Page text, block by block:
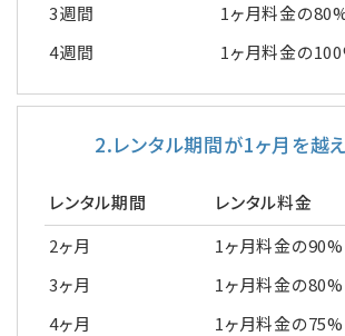
3週間
1ヶ月料金の
4週間
1ヶ月料金の
2.レンタル期間が1ヶ月を越
レンタル期間
レンタル料金
2ヶ月
1ヶ月料金の90%
3ヶ月
1ヶ月料金の80%
4ヶ月
1ヶ月料金の75%